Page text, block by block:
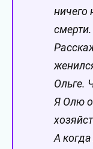
ничего
смерти.
Ольге.
Я Олю
А